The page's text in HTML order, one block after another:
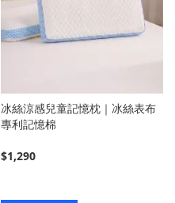
冰絲涼感兒童記憶枕｜冰絲表布
專利記憶棉
$1,290